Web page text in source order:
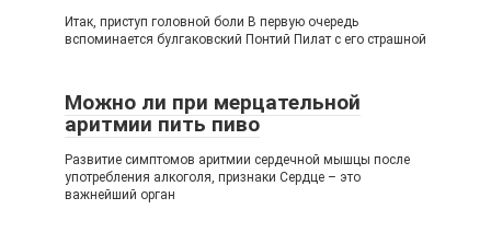
Итак, приступ головной боли В первую очередь
вспоминается булгаковский Понтий Пилат с его страшной
Можно ли при мерцательной
аритмии пить пиво
Развитие симптомов аритмии сердечной мышцы после
употребления алкоголя, признаки Сердце – это
важнейший орган